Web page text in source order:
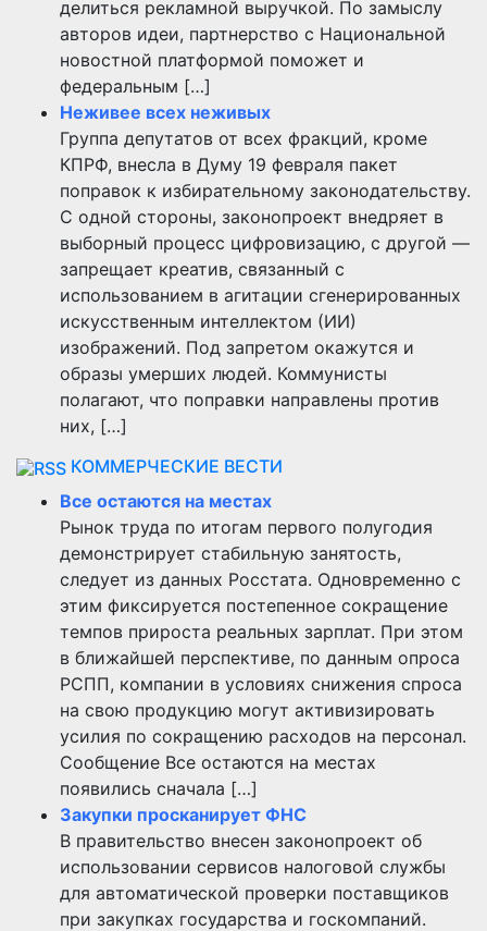
делиться рекламной выручкой. По замыслу
авторов идеи, партнерство с Национальной
новостной платформой поможет и
федеральным […]
Неживее всех неживых
Группа депутатов от всех фракций, кроме
КПРФ, внесла в Думу 19 февраля пакет
поправок к избирательному законодательству.
С одной стороны, законопроект внедряет в
выборный процесс цифровизацию, с другой —
запрещает креатив, связанный с
использованием в агитации сгенерированных
искусственным интеллектом (ИИ)
изображений. Под запретом окажутся и
образы умерших людей. Коммунисты
полагают, что поправки направлены против
них, […]
КОММЕРЧЕСКИЕ ВЕСТИ
Все остаются на местах
Рынок труда по итогам первого полугодия
демонстрирует стабильную занятость,
следует из данных Росстата. Одновременно с
этим фиксируется постепенное сокращение
темпов прироста реальных зарплат. При этом
в ближайшей перспективе, по данным опроса
РСПП, компании в условиях снижения спроса
на свою продукцию могут активизировать
усилия по сокращению расходов на персонал.
Сообщение Все остаются на местах
появились сначала […]
Закупки просканирует ФНС
В правительство внесен законопроект об
использовании сервисов налоговой службы
для автоматической проверки поставщиков
при закупках государства и госкомпаний.